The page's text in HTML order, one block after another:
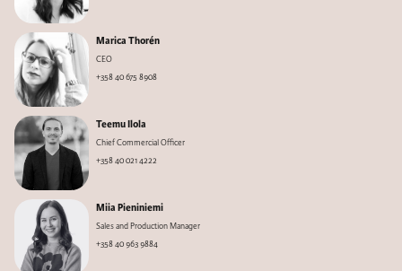
Marica Thorén
CEO
+358 40 675 8908
Teemu Ilola
Chief Commercial Officer
+358 40 021 4222
Miia Pieniniemi
Sales and Production Manager
+358 40 963 9884